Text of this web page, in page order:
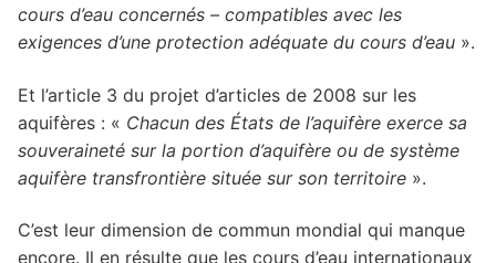
cours d’eau concernés – compatibles avec les
exigences d’une protection adéquate du cours d’eau ».
Et l’article 3 du projet d’articles de 2008 sur les
aquifères : « Chacun des États de l’aquifère exerce sa
souveraineté sur la portion d’aquifère ou de système
aquifère transfrontière située sur son territoire ».
C’est leur dimension de commun mondial qui manque
encore. Il en résulte que les cours d’eau internationaux